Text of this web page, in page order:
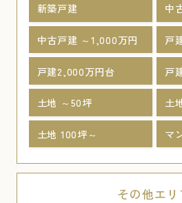
新築戸建 中
中古戸建 ～1,000万円 戸
戸建2,000万円台 戸
土地 ～50坪 土
土地 100坪～ マ
その他エリ